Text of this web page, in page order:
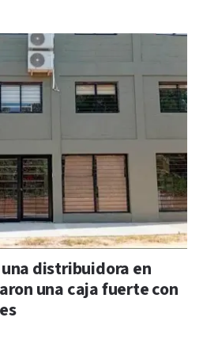
distribuidora en
una caja fuerte con